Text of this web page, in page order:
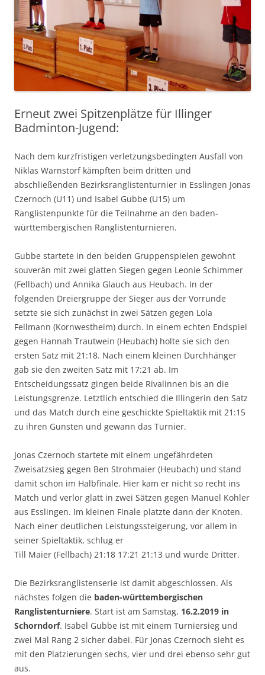
Erneut zwei Spitzenplätze für Illinger
Badminton-Jugend:
Nach dem kurzfristigen verletzungsbedingten Ausfall von
Niklas Warnstorf kämpften beim dritten und
abschließenden Bezirksranglistenturnier in Esslingen Jonas
Czernoch (U11) und Isabel Gubbe (U15) um
Ranglistenpunkte für die Teilnahme an den baden-
württembergischen Ranglistenturnieren.
Gubbe startete in den beiden Gruppenspielen gewohnt
souverän mit zwei glatten Siegen gegen Leonie Schimmer
(Fellbach) und Annika Glauch aus Heubach. In der
folgenden Dreiergruppe der Sieger aus der Vorrunde
setzte sie sich zunächst in zwei Sätzen gegen Lola
Fellmann (Kornwestheim) durch. In einem echten Endspiel
gegen Hannah Trautwein (Heubach) holte sie sich den
ersten Satz mit 21:18. Nach einem kleinen Durchhänger
gab sie den zweiten Satz mit 17:21 ab. Im
Entscheidungssatz gingen beide Rivalinnen bis an die
Leistungsgrenze. Letztlich entschied die Illingerin den Satz
und das Match durch eine geschickte Spieltaktik mit 21:15
zu ihren Gunsten und gewann das Turnier.
Jonas Czernoch startete mit einem ungefährdeten
Zweisatzsieg gegen Ben Strohmaier (Heubach) und stand
damit schon im Halbfinale. Hier kam er nicht so recht ins
Match und verlor glatt in zwei Sätzen gegen Manuel Kohler
aus Esslingen. Im kleinen Finale platzte dann der Knoten.
Nach einer deutlichen Leistungssteigerung, vor allem in
seiner Spieltaktik, schlug er
Till Maier (Fellbach) 21:18 17:21 21:13 und wurde Dritter.
Die Bezirksranglistenserie ist damit abgeschlossen. Als
nächstes folgen die baden-württembergischen
Ranglistenturniere. Start ist am Samstag, 16.2.2019 in
Schorndorf. Isabel Gubbe ist mit einem Turniersieg und
zwei Mal Rang 2 sicher dabei. Für Jonas Czernoch sieht es
mit den Platzierungen sechs, vier und drei ebenso sehr gut
aus.